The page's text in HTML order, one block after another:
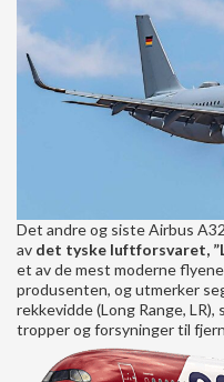
Det andre og siste Airbus
av det tyske luftforsvaret,
et av de mest moderne
produsenten, og utmerker
rekkevidde (Long Range,
tropper og forsyninger til